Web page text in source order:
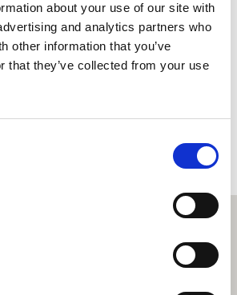
about your use of our site with
and analytics partners who
other information that you’ve
that they’ve collected from your use
I Votre partenaire pour les
intégrées
4